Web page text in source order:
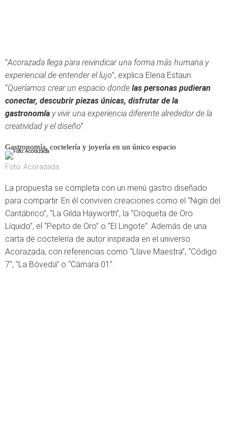
“Acorazada llega para reivindicar una forma más humana y
experiencial de entender el lujo”, explica Elena Estaun.
“Queríamos crear un espacio donde las personas pudieran
conectar, descubrir piezas únicas, disfrutar de la
gastronomía y vivir una experiencia diferente alrededor de la
creatividad y el diseño”.
Gastronomía, coctelería y joyería en un único espacio
Foto: Acorazada
La propuesta se completa con un menú gastro diseñado
para compartir. En él conviven creaciones como el “Nigiri del
Cantábrico”, “La Gilda Hayworth”, la “Croqueta de Oro
Líquido”, el “Pepito de Oro” o “El Lingote”. Además de una
carta de coctelería de autor inspirada en el universo
Acorazada, con referencias como “Llave Maestra”, “Código
7”, “La Bóveda” o “Cámara 01”.